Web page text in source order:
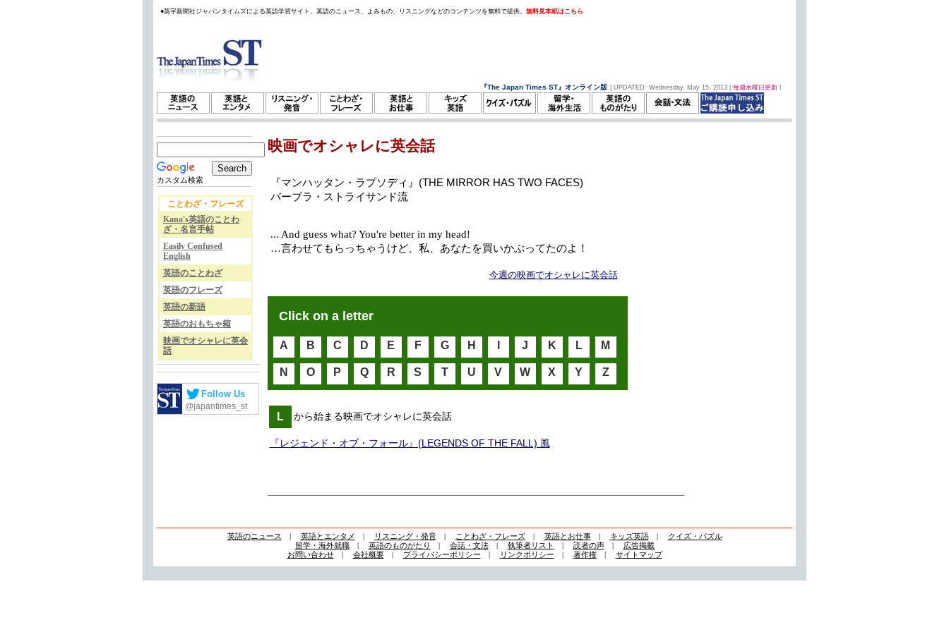
●英字新聞社ジャパンタイムズによる英語学習サイト。英語のニュース、よみもの、リスニングなどのコンテンツを無料で提供。 無料見本紙はこちら
『The Japan Times ST』オンライン版 | UPDATED: Wednesday, May 15, 2013 | 毎週水曜日更新！
カスタム検索
ことわざ・フレーズ
Kana's英語のことわ
ざ・名言手帖
Easily Confused
English
英語のことわざ
英語のフレーズ
英語の新語
英語のおもちゃ箱
映画でオシャレに英会
話
Follow Us
@japantimes_st
映画でオシャレに英会話
『マンハッタン・ラプソディ』(THE MIRROR HAS TWO FACES)
バーブラ・ストライサンド流
... And guess what? You're better in my head!
…言わせてもらっちゃうけど、私、あなたを買いかぶってたのよ！
今週の映画でオシャレに英会話
Click on a letter
A B C D E F G H J K L M
N O P Q R S T U V W X Y Z
L から始まる映画でオシャレに英会話
『レジェンド・オブ・フォール』(LEGENDS OF THE FALL) 風
英語のニュース | 英語とエンタメ | リスニング・発音| ことわざ・フレーズ| 英語とお仕事| キッズ英語|
クイズ・パズル
留学・海外就職| 英語のものがたり | 会話・文法| 執筆者リスト | 読者の声|
広告掲載
お問い合わせ| 会社概要| プライバシーポリシー | リンクポリシー | 著作権| サイトマップ